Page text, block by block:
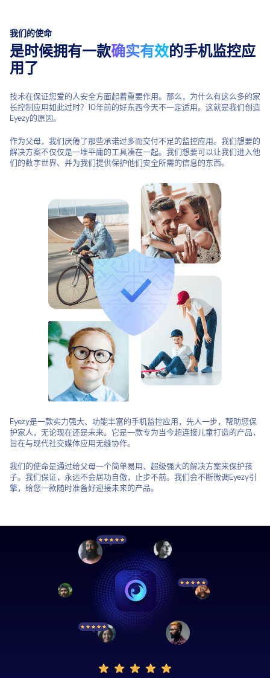
我们的使命
是时候拥有一款确实有效的手机监控应
用了
技术在保证您爱的人安全方面起着重要作用。那么，为什么有这么多的家
长控制应用如此过时？10年前的好东西今天不一定适用。这就是我们创造
Eyezy的原因。
作为父母，我们厌倦了那些承诺过多而交付不足的监控应用。我们想要的
解决方案不仅仅是一堆平庸的工具凑在一起。我们想要可以让我们进入他
们的数字世界、并为我们提供保护他们安全所需的信息的东西。
Eyezy是一款实力强大、功能丰富的手机监控应用，先人一步，帮助您保
护家人，无论现在还是未来。它是一款专为当今超连接儿童打造的产品，
旨在与现代社交媒体应用无缝协作。
我们的使命是通过给父母一个简单易用、超级强大的解决方案来保护孩
子。我们保证，永远不会居功自傲，止步不前。我们会不断微调Eyezy引
擎，给您一款随时准备好迎接未来的产品。